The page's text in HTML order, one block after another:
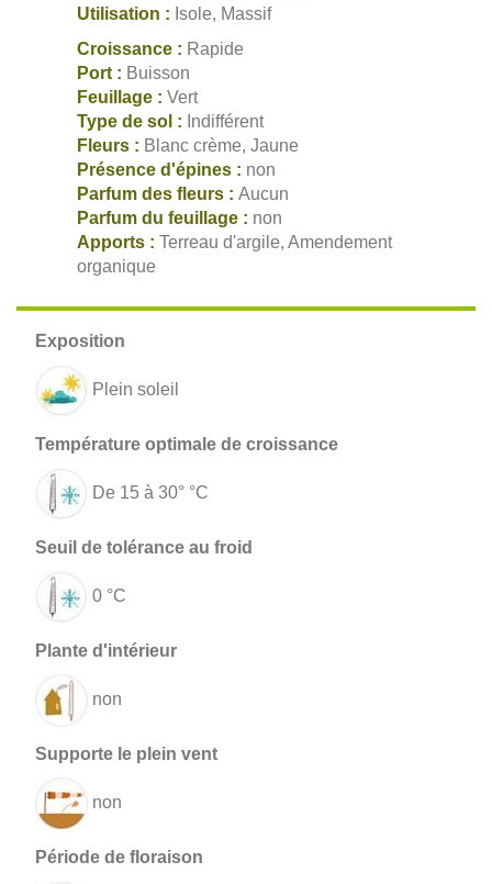
Utilisation : Isole, Massif
Croissance : Rapide
Port : Buisson
Feuillage : Vert
Type de sol : Indifférent
Fleurs : Blanc crème, Jaune
Présence d'épines : non
Parfum des fleurs : Aucun
Parfum du feuillage : non
Apports : Terreau d'argile, Amendement
organique
Plein soleil
De 15 à 30° °C
0 °C
non
non